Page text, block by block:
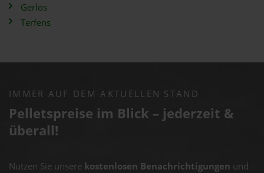
Gerlos
Terfens
IMMER AUF DEM AKTUELLEN STAND
Pelletspreise im Blick – jederzeit &
überall!
Nutzen Sie unsere kostenlosen Benachrichtigungen und